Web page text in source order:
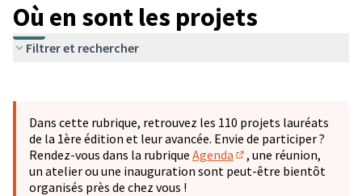
Où en sont les projets
Filtrer et rechercher
−
Dans cette rubrique, retrouvez les 110 projets lauréats
de la 1ère édition et leur avancée. Envie de participer ?
Rendez-vous dans la rubrique Agenda
(S'ouvre dans un
, une réunion,
un atelier ou une inauguration sont peut-être bientôt
organisés près de chez vous !